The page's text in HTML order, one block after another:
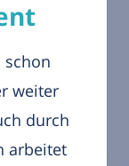
schon
weiter
durch
arbeitet